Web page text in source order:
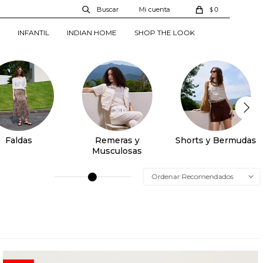
INFANTIL INDIAN HOME SHOP THE LOOK
$ 0
Faldas
Remeras y
Musculosas
Shorts y Bermudas
Recomendados